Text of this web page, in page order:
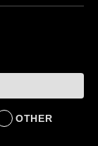
BUSINESS
OTHER